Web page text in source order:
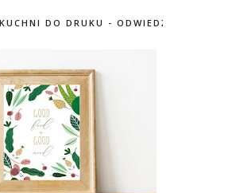
DO DRUKU - ODWIEDŹ SKLEP